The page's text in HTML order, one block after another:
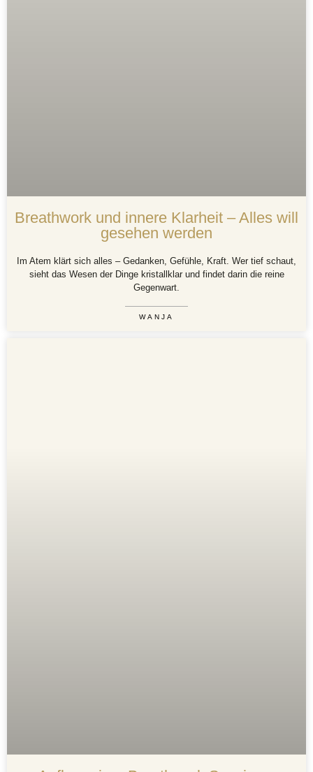
Breathwork und innere Klarheit – Alles will
gesehen werden
Im Atem klärt sich alles – Gedanken, Gefühle, Kraft. Wer tief schaut,
sieht das Wesen der Dinge kristallklar und findet darin die reine
Gegenwart.
WANJA